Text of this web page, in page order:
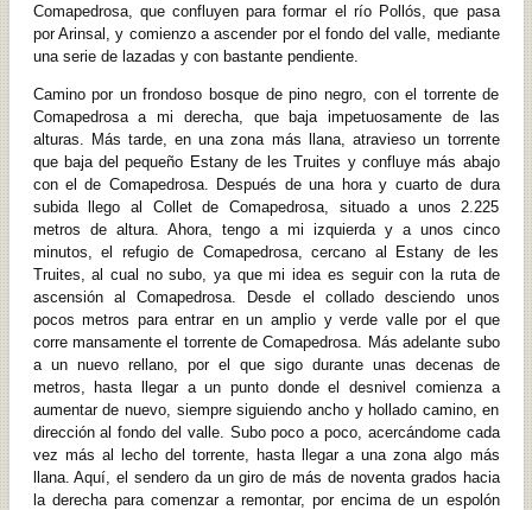
Comapedrosa, que confluyen para formar el río Pollós, que pasa
por Arinsal, y comienzo a ascender por el fondo del valle, mediante
una serie de lazadas y con bastante pendiente.
Camino por un frondoso bosque de pino negro, con el torrente de
Comapedrosa a mi derecha, que baja impetuosamente de las
alturas. Más tarde, en una zona más llana, atravieso un torrente
que baja del pequeño Estany de les Truites y confluye más abajo
con el de Comapedrosa. Después de una hora y cuarto de dura
subida llego al Collet de Comapedrosa, situado a unos 2.225
metros de altura. Ahora, tengo a mi izquierda y a unos cinco
minutos, el refugio de Comapedrosa, cercano al Estany de les
Truites, al cual no subo, ya que mi idea es seguir con la ruta de
ascensión al Comapedrosa. Desde el collado desciendo unos
pocos metros para entrar en un amplio y verde valle por el que
corre mansamente el torrente de Comapedrosa. Más adelante subo
a un nuevo rellano, por el que sigo durante unas decenas de
metros, hasta llegar a un punto donde el desnivel comienza a
aumentar de nuevo, siempre siguiendo ancho y hollado camino, en
dirección al fondo del valle. Subo poco a poco, acercándome cada
vez más al lecho del torrente, hasta llegar a una zona algo más
llana. Aquí, el sendero da un giro de más de noventa grados hacia
la derecha para comenzar a remontar, por encima de un espolón